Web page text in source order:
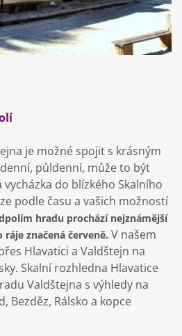
je možné spojit s krásným
půldenní, může to být
do blízkého Skalního
podle času a vašich možností
hradu prochází nejznámější
značená červeně. V našem
Hlavatici a Valdštejn na
Skalní rozhledna Hlavatice
Valdštejna s výhledy na
Bezděz, Rálsko a kopce